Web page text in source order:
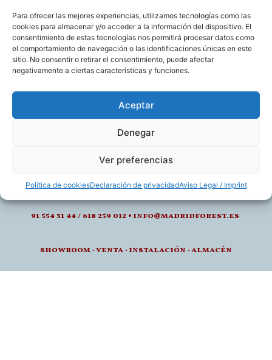
Para ofrecer las mejores experiencias, utilizamos tecnologías como las
cookies para almacenar y/o acceder a la información del dispositivo. El
consentimiento de estas tecnologías nos permitirá procesar datos como
el comportamiento de navegación o las identificaciones únicas en este
sitio. No consentir o retirar el consentimiento, puede afectar
negativamente a ciertas características y funciones.
Aceptar
Denegar
Ver preferencias
Política de cookiesDeclaración de privacidadAviso Legal / Imprint
l-v: 8.30-14 / 15-18h
91 554 31 44 / 618 259 012 • info@madridforest.es
showroom ·venta · instalación · almacén